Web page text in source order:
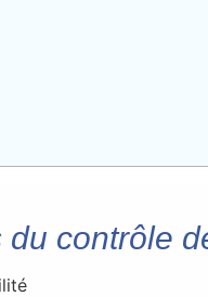
contrôle